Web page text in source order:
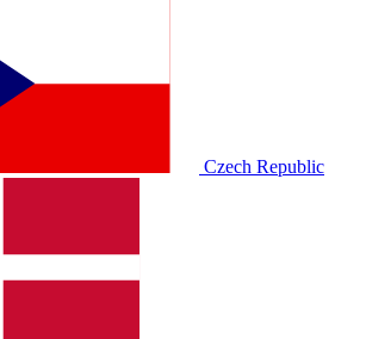
Czech Republic